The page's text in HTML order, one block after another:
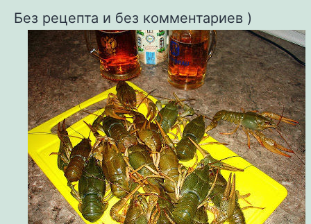
Без рецепта и без комментариев )